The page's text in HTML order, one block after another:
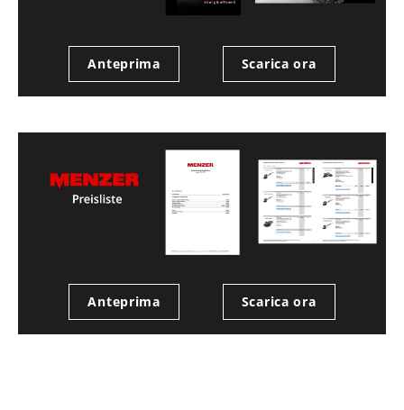
Anteprima Scarica ora
Anteprima Scarica ora